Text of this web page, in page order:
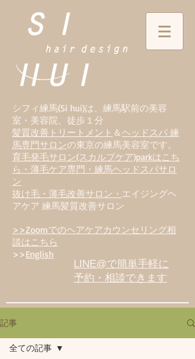
シフィ練馬(Si hui)は、 練馬駅前の美容
室・美容院、徒歩１分
髪質改善トリートメント ＆ヘッドスパ 練
馬専門サロンの東京の練馬美容室です。
育毛発毛サロン(スカルプケア)parkはこち
ら・薄毛ケア専門・練馬ヘッドスパサロ
ン
抜け毛・薄毛改善サロン・ エイジングヘ
アケア 練馬髪質改善サロン
>>Zoomでのヘアケアカウンセリング相
談はこちら
>>English
LINE@で簡単手軽に
予約・相談できます
記事
全ての記事